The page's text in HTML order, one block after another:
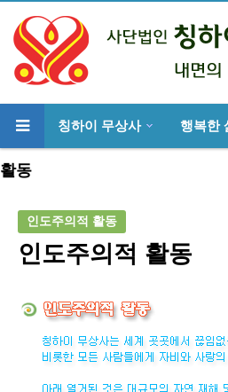
칭하이 무상사 행복한
활동
인도주의적 활동
인도주의적 활동